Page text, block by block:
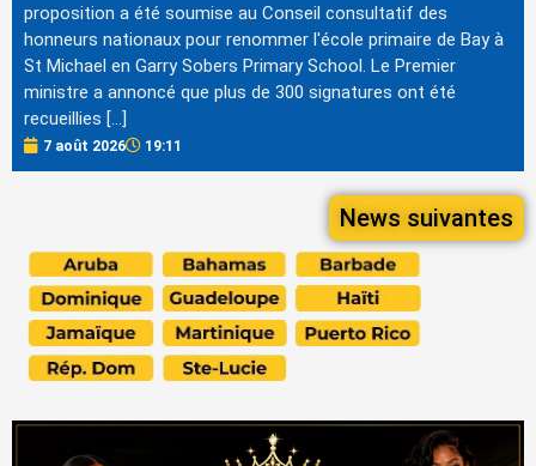
proposition a été soumise au Conseil consultatif des
honneurs nationaux pour renommer l'école primaire de Bay à
St Michael en Garry Sobers Primary School. Le Premier
ministre a annoncé que plus de 300 signatures ont été
recueillies […]
7 août 2026 19:11
News suivantes